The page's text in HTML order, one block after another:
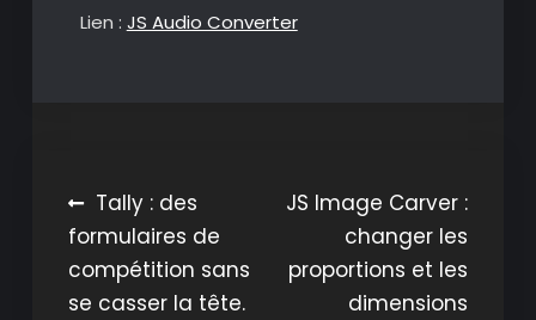
Lien : JS Audio Converter
Navigation
de
l’article
Tally : des
formulaires de
compétition sans
se casser la tête.
JS Image Carver :
changer les
proportions et les
dimensions